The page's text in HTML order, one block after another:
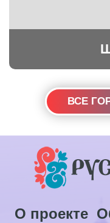
ВСЕ
О проекте